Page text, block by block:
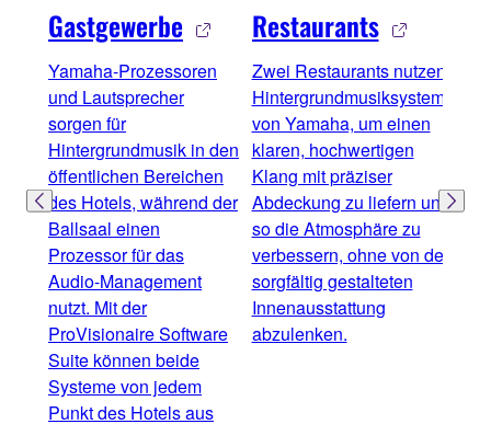
Gastgewerbe
Yamaha-Prozessoren
und Lautsprecher
sorgen für
Hintergrundmusik in den
öffentlichen Bereichen
des Hotels, während der
Ballsaal einen
Prozessor für das
Audio-Management
nutzt. Mit der
ProVisionaire Software
Suite können beide
Systeme von jedem
Punkt des Hotels aus
Restaurants
Zwei Restaurants nutzen
Hintergrundmusiksysteme
von Yamaha, um einen
klaren, hochwertigen
Klang mit präziser
Abdeckung zu liefern und
so die Atmosphäre zu
verbessern, ohne von der
sorgfältig gestalteten
Innenausstattung
abzulenken.